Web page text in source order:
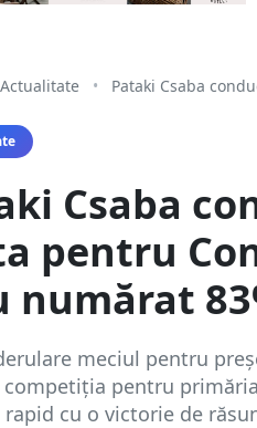
Actualitate • Pataki Csaba
Csaba
pentru
numărat
meciul pentru
competiția pentru
cu o victorie de